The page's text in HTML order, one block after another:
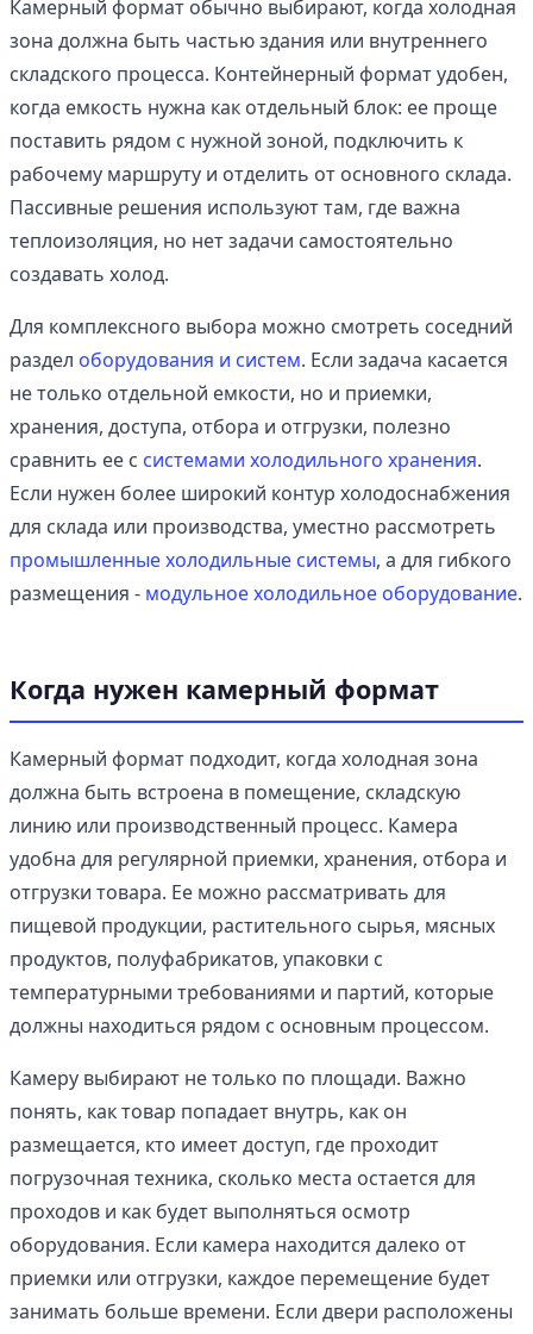
Камерный формат обычно выбирают, когда холодная
зона должна быть частью здания или внутреннего
складского процесса. Контейнерный формат удобен,
когда емкость нужна как отдельный блок: ее проще
поставить рядом с нужной зоной, подключить к
рабочему маршруту и отделить от основного склада.
Пассивные решения используют там, где важна
теплоизоляция, но нет задачи самостоятельно
создавать холод.
Для комплексного выбора можно смотреть соседний
раздел оборудования и систем. Если задача касается
не только отдельной емкости, но и приемки,
хранения, доступа, отбора и отгрузки, полезно
сравнить ее с системами холодильного хранения.
Если нужен более широкий контур холодоснабжения
для склада или производства, уместно рассмотреть
промышленные холодильные системы, а для гибкого
размещения - модульное холодильное оборудование.
Когда нужен камерный формат
Камерный формат подходит, когда холодная зона
должна быть встроена в помещение, складскую
линию или производственный процесс. Камера
удобна для регулярной приемки, хранения, отбора и
отгрузки товара. Ее можно рассматривать для
пищевой продукции, растительного сырья, мясных
продуктов, полуфабрикатов, упаковки с
температурными требованиями и партий, которые
должны находиться рядом с основным процессом.
Камеру выбирают не только по площади. Важно
понять, как товар попадает внутрь, как он
размещается, кто имеет доступ, где проходит
погрузочная техника, сколько места остается для
проходов и как будет выполняться осмотр
оборудования. Если камера находится далеко от
приемки или отгрузки, каждое перемещение будет
занимать больше времени. Если двери расположены